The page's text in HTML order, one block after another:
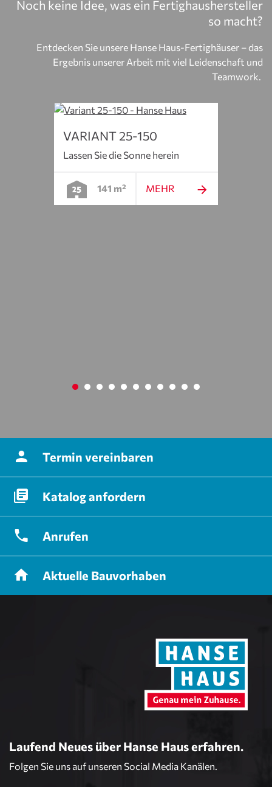
einreichen, desto größer sind Ihre Chancen im
Auswahlverfahren. Die Studiengänge beginnen in der
frühzeitige Bewerbung, idealerweise bis spätestens
Sommer, da dies die Planung für beide Seiten
Noch keine Idee, was ein Fertighaushersteller
so macht?
Entdecken Sie unsere Hanse Haus-Fertighäuser – das
Ergebnis unserer Arbeit mit viel Leidenschaft und
Teamwork.
VARIANT 25-150
Lassen Sie die Sonne herein
141 m² MEHR
Termin vereinbaren
Kataloganfordern
Anrufen
Aktuelle Bauvorhaben
Laufend Neues über Hanse Haus erfahren.
Folgen Sie uns auf unseren Social Media Kanälen.